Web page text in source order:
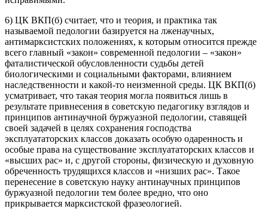
6) ЦК ВКП(б) считает, что и теория, и практика так
называемой педологии базируется на лженаучных,
антимарксистских положениях, к которым относится прежде
всего главный «закон» современной педологии – «закон»
фаталистической обусловленности судьбы детей
биологическими и социальными факторами, влиянием
наследственности и какой-то неизменной среды. ЦК ВКП(б)
усматривает, что такая теория могла появиться лишь в
результате привнесения в советскую педагогику взглядов и
принципов антинаучной буржуазной педологии, ставящей
своей задачей в целях сохранения господства
эксплуататорских классов доказать особую одаренность и
особые права на существование эксплуататорских классов и
«высших рас» и, с другой стороны, физическую и духовную
обреченность трудящихся классов и «низших рас». Такое
перенесение в советскую науку антинаучных принципов
буржуазной педологии тем более вредно, что оно
прикрывается марксистской фразеологией.